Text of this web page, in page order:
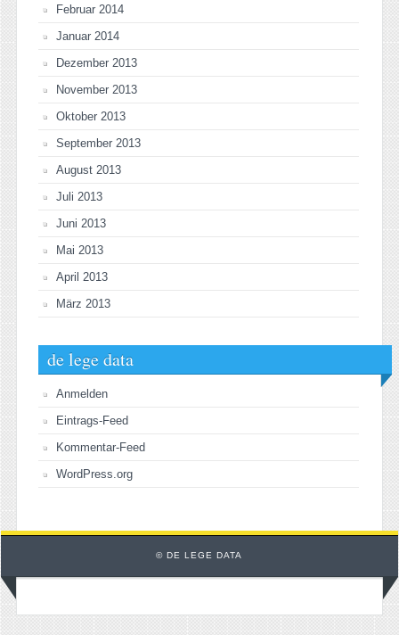
Februar 2014
Januar 2014
Dezember 2013
November 2013
Oktober 2013
September 2013
August 2013
Juli 2013
Juni 2013
Mai 2013
April 2013
März 2013
de lege data
Anmelden
Eintrags-Feed
Kommentar-Feed
WordPress.org
© DE LEGE DATA